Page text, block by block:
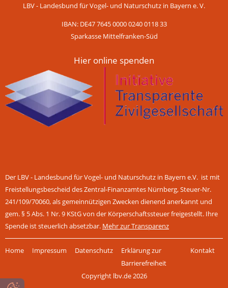
LBV - Landesbund für Vogel- und Naturschutz in Bayern e. V.
IBAN: DE47 7645 0000 0240 0118 33
Sparkasse Mittelfranken-Süd
Hier online spenden
Der LBV - Landesbund für Vogel- und Naturschutz in Bayern e.V. ist mit
Freistellungsbescheid des Zentral-Finanzamtes Nürnberg, Steuer-Nr.
241/109/70060, als gemeinnützigen Zwecken dienend anerkannt und
gem. § 5 Abs. 1 Nr. 9 KStG von der Körperschaftssteuer freigestellt. Ihre
Spende ist steuerlich absetzbar. Mehr zur Transparenz
überspringen
Home Impressum Datenschutz
Erklärung zur
Barrierefreiheit
Kontakt
Copyright lbv.de 2026